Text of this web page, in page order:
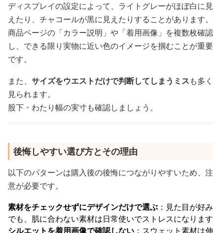
ディスプレイの設定によって、ライトグレーがほぼ白に見
えたり、チャコールが黒に見えたりすることがあります。
商品ページの「カラー説明」や「着用画像」を複数枚確認
し、できる限り実物に近い色のイメージを掴むことが重要
です。
また、 サイズをウエストだけで判断してしまうミスも多く
見られます。
股下・わたり幅の実寸も確認しましょう。
後悔しやすい選び方とその理由
以下のパターンは購入後の後悔につながりやすいため、注
意が必要です。
素材をチェックせずにデザインだけで選ぶ ：見た目が好み
でも、肌に合わない素材は日常使いでストレスになります
シルエットを着用画像で確認しない ：スウェット素材は伸